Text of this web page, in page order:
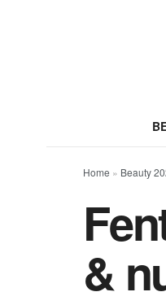
Home » Beauty
&